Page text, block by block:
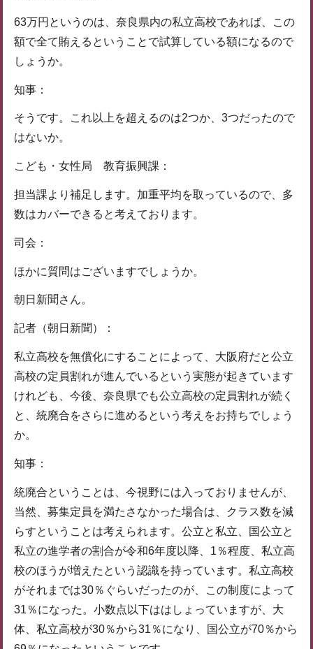
63万円というのは、奈良県内の私立高校であれば、この
額で全て賄えるということで試算している額になるので
しょうか。
知事：
そうです。これ以上を超えるのは2つか、3つだったので
はないか。
こども・女性局 教育振興課：
担当課より補足します。加重平均を取っているので、多
数はカバーできると考えております。
司会：
ほかに質問はございますでしょうか。
朝日新聞さん。
記者（朝日新聞）：
私立高校を無償化にすることによって、大阪府だと公立
高校の定員割れが進んでいるという実態が起きています
けれども、今後、奈良県でも公立高校の定員割れが続く
と、統廃合をさらに進めるという考えをお持ちでしょう
か。
知事：
統廃合ということは、今視野には入っておりませんが、
当然、募集定員を満たさなかった場合は、クラス数を減
らすということは考えられます。公立と私立、国公立と
私立の進学者の割合が令和6年度以降、1％程度、私立高
校のほうが増えたという認識を持っています。私立高校
がそれまでは30％ぐらいだったのが、この制度によって
31％になった。小数点以下ははしょっていますが、大
体、私立高校が30％から31％になり、国公立が70％から